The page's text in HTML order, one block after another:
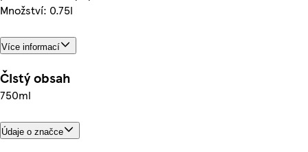
Množství: 0.75l
Více informací
Čistý obsah
750ml
Údaje o značce